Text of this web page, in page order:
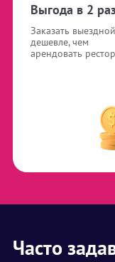
Выгода в 2
Заказать
дешевле, чем
арендовать
Часто